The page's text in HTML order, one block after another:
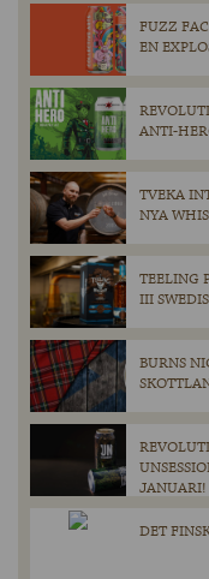
FUZZ
EN
ANTI-
TVEKA
NYA
TEELING
III
BURNS
JANUARI!
DET